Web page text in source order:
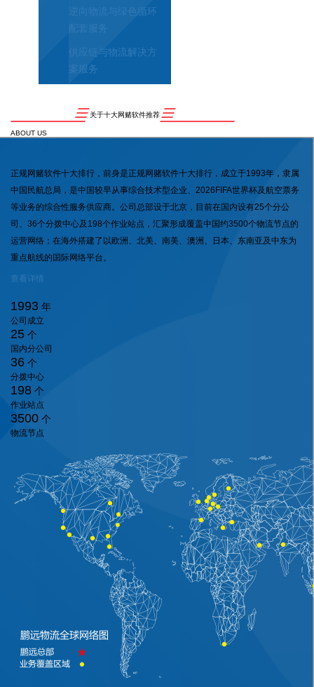
逆向物流与绿色循环
配套服务
供应链与物流解决方
案服务
关于十大网赌软件推荐
ABOUT US
正规网赌软件十大排行，前身是正规网赌软件十大排行，成立于1993年，隶属
中国民航总局，是中国较早从事综合技术型企业、2026FIFA世界杯及航空票务
等业务的综合性服务供应商。公司总部设于北京，目前在国内设有25个分公
司、36个分拨中心及198个作业站点，汇聚形成覆盖中国约3500个物流节点的
运营网络；在海外搭建了以欧洲、北美、南美、澳洲、日本、东南亚及中东为
重点航线的国际网络平台。
查看详情
1993 年
公司成立
25 个
国内分公司
36 个
分拨中心
198 个
作业站点
3500 个
物流节点